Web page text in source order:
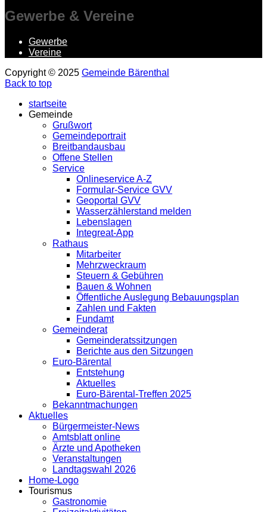
Gewerbe & Vereine
Gewerbe
Vereine
Copyright © 2025 Gemeinde Bärenthal
Back to top
startseite
Gemeinde
Grußwort
Gemeindeportrait
Breitbandausbau
Offene Stellen
Service
Onlineservice A-Z
Formular-Service GVV
Geoportal GVV
Wasserzählerstand melden
Lebenslagen
Integreat-App
Rathaus
Mitarbeiter
Mehrzweckraum
Steuern & Gebühren
Bauen & Wohnen
Öffentliche Auslegung Bebauungsplan
Zahlen und Fakten
Fundamt
Gemeinderat
Gemeinderatssitzungen
Berichte aus den Sitzungen
Euro-Bärental
Entstehung
Aktuelles
Euro-Bärental-Treffen 2025
Bekanntmachungen
Aktuelles
Bürgermeister-News
Amtsblatt online
Ärzte und Apotheken
Veranstaltungen
Landtagswahl 2026
Home-Logo
Tourismus
Gastronomie